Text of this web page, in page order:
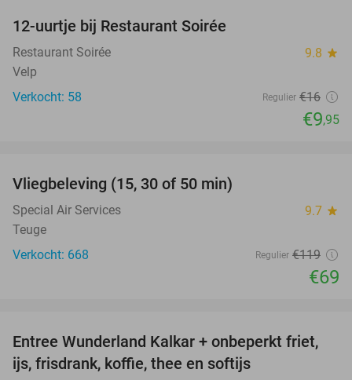
12-uurtje bij Restaurant Soirée
Restaurant Soirée 9.8 star
Velp
Verkocht: 58
Regulier €16
€9,95
Vliegbeleving (15, 30 of 50 min)
Special Air Services 9.7 star
Teuge
Verkocht: 668
Regulier €119
€69
32%
Entree Wunderland Kalkar + onbeperkt friet,
ijs, frisdrank, koffie, thee en softijs